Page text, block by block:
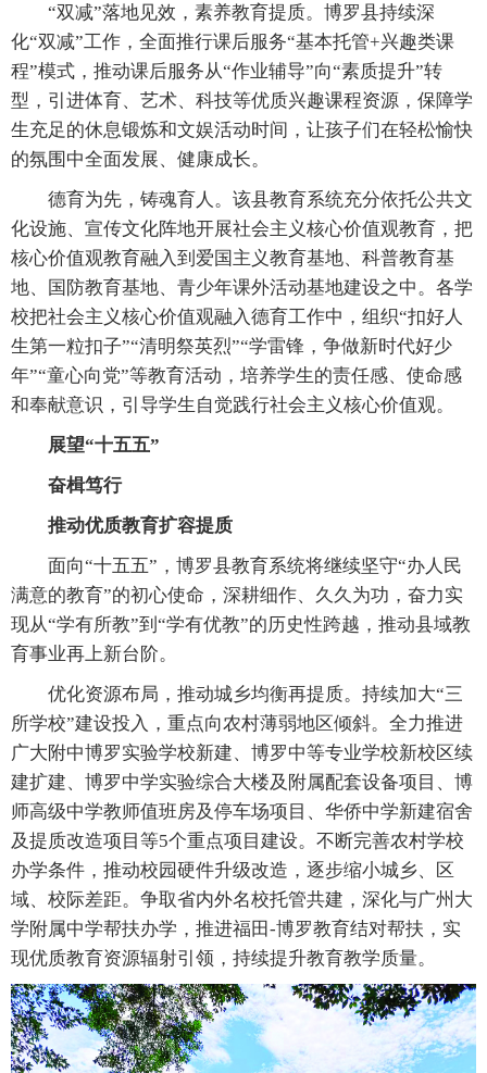
“双减”落地见效，素养教育提质。博罗县持续深
化“双减”工作，全面推行课后服务“基本托管+兴趣类课
程”模式，推动课后服务从“作业辅导”向“素质提升”转
型，引进体育、艺术、科技等优质兴趣课程资源，保障学
生充足的休息锻炼和文娱活动时间，让孩子们在轻松愉快
的氛围中全面发展、健康成长。
德育为先，铸魂育人。该县教育系统充分依托公共文
化设施、宣传文化阵地开展社会主义核心价值观教育，把
核心价值观教育融入到爱国主义教育基地、科普教育基
地、国防教育基地、青少年课外活动基地建设之中。各学
校把社会主义核心价值观融入德育工作中，组织“扣好人
生第一粒扣子”“清明祭英烈”“学雷锋，争做新时代好少
年”“童心向党”等教育活动，培养学生的责任感、使命感
和奉献意识，引导学生自觉践行社会主义核心价值观。
展望“十五五”
奋楫笃行
推动优质教育扩容提质
面向“十五五”，博罗县教育系统将继续坚守“办人民
满意的教育”的初心使命，深耕细作、久久为功，奋力实
现从“学有所教”到“学有优教”的历史性跨越，推动县域教
育事业再上新台阶。
优化资源布局，推动城乡均衡再提质。持续加大“三
所学校”建设投入，重点向农村薄弱地区倾斜。全力推进
广大附中博罗实验学校新建、博罗中等专业学校新校区续
建扩建、博罗中学实验综合大楼及附属配套设备项目、博
师高级中学教师值班房及停车场项目、华侨中学新建宿舍
及提质改造项目等5个重点项目建设。不断完善农村学校
办学条件，推动校园硬件升级改造，逐步缩小城乡、区
域、校际差距。争取省内外名校托管共建，深化与广州大
学附属中学帮扶办学，推进福田-博罗教育结对帮扶，实
现优质教育资源辐射引领，持续提升教育教学质量。